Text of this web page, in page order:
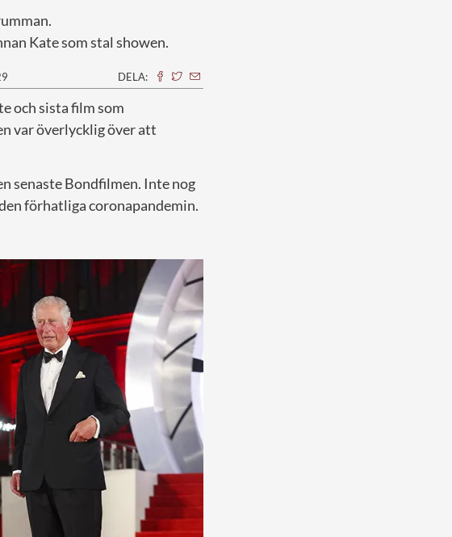
Kate som stal showen.
DELA:
och sista film som
var överlycklig över att
senaste Bondfilmen. Inte nog
förhatliga coronapandemin.